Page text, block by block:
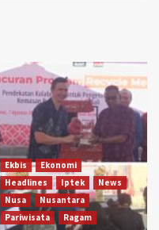
Ekbis
Ekonomi
Headlines
Iptek
News
Nusa
Nusantara
Pariwisata
Ragam